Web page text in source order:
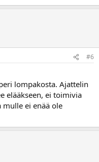
#6
lompakosta. Ajattelin
elääkseen, ei toimivia
mulle ei enää ole